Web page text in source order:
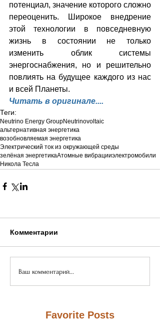
потенциал, значение которого сложно
переоценить. Широкое внедрение
этой технологии в повседневную
жизнь в состоянии не только
изменить облик системы
энергоснабжения, но и решительно
повлиять на будущее каждого из нас
и всей Планеты.
Читать в оригинале....
Теги:
Neutrino Energy GroupNeutrinovoltaic
альтернативная энергетика
возобновляемая энергетика
Электрический ток из окружающей среды
зелёная энергетикаАтомные вибрацииэлектромобили
Никола Тесла
Комментарии
Ваш комментарий...
Favorite Posts